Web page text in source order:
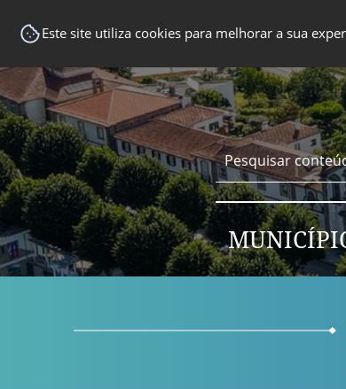
Este site utiliza cookies para melhorar a sua